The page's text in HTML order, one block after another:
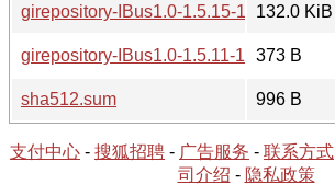
girepository-IBus1.0-1.5.15-1.tar.xz132.0 KiB
girepository-IBus1.0-1.5.11-1.hint373 B
sha512.sum
996 B
支付中心 - 搜狐招聘 - 广告服务 - 联系方式
司介绍 - 隐私政策